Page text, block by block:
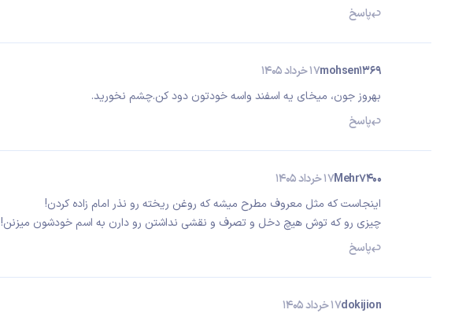
پاسخ
mohsen136917 خرداد 1405
بهروز جون، میخای یه اسفند واسه خودتون دود کن.چشم نخورید.
پاسخ
Mehr740017 خرداد 1405
اینجاست که مثل معروف مطرح میشه که روغن ریخته رو نذر امام زاده کردن!
چیزی رو که توش هیچ دخل و تصرف و نقشی نداشتن رو دارن به اسم خودشون میزنن!
پاسخ
dokijion17 خرداد 1405